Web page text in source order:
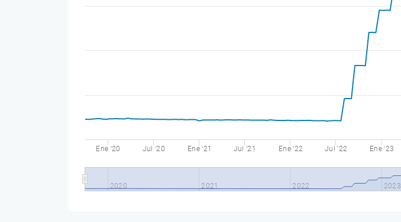
Ene '20 Jul '20 Ene '21 Jul '21 Ene '22 Jul '22 Ene '23
2020 2021 2022 2023